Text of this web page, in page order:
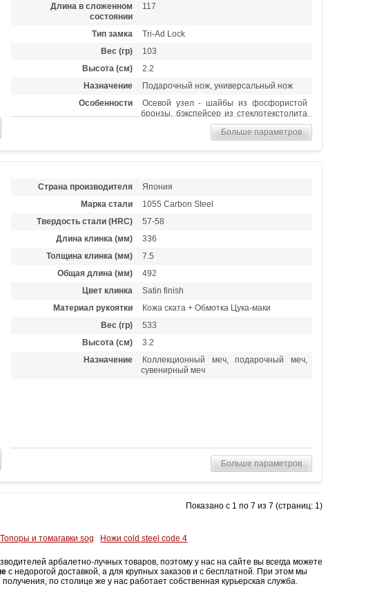
Длина в сложенном
состоянии
117
Тип замка
Tri-Ad Lock
Вес (гр)
103
Высота (см)
2.2
Назначение
Подарочный нож, универсальный нож
Особенности
Осевой узел - шайбы из фосфористой
бронзы, бэкспейсер из стеклотекстолита
Больше параметров
Страна производителя
Япония
Марка стали
1055 Carbon Steel
Твердость стали (HRC)
57-58
Длина клинка (мм)
336
Толщина клинка (мм)
7.5
Общая длина (мм)
492
Цвет клинка
Satin finish
Материал рукоятки
Кожа ската + Обмотка Цука-маки
Вес (гр)
533
Высота (см)
3.2
Назначение
Коллекционный меч, подарочный меч,
сувенирный меч
Больше параметров
Показано с 1 по 7 из 7 (страниц: 1)
Топоры и томагавки sog Ножи cold steel code 4
арбалетно-лучных товаров, поэтому у нас на сайте вы всегда можете
с недорогой доставкой, а для крупных заказов и с бесплатной. При этом мы
по столице же у нас работает собственная курьерская служба.